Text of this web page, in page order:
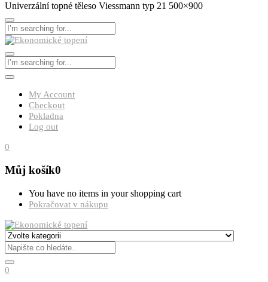
Univerzální topné těleso Viessmann typ 21 500×900
My Account
Checkout
Pokladna
Log out
0
Můj košík0
You have no items in your shopping cart
Pokračovat v nákupu
0